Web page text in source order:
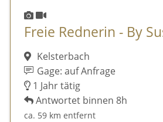
Freie Rednerin - By
Kelsterbach
Gage: auf Anfrage
1 Jahr tätig
Antwortet binnen 8h
ca. 59 km entfernt